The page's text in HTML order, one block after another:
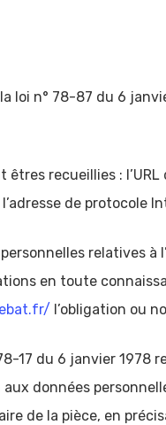
loi n° 78-87 du 6
êtres recueillies :
de protocole
relatives à
en toute
l’obligation ou
17 du 6 janvier 1978
données
de la pièce, en